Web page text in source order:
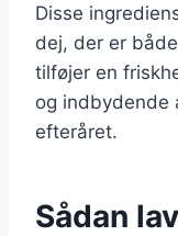
Disse
dej, der er
tilføjer en
og indbydende
efteråret.
Sådan